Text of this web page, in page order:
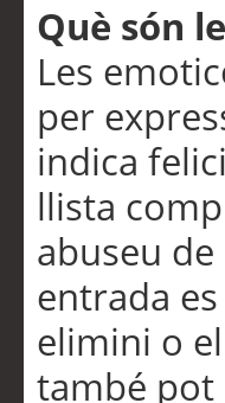
Què són
Les
per
indica
llista
abuseu
entrada
elimini o
també pot